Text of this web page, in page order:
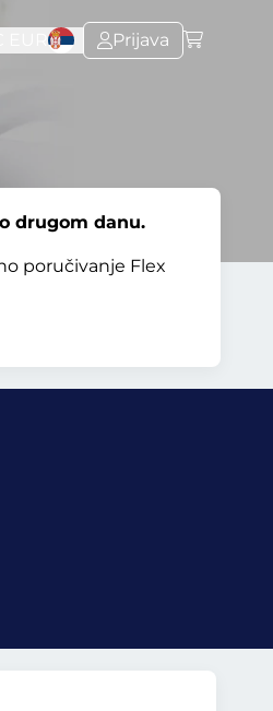
Prijava
drugom danu.
poručivanje Flex